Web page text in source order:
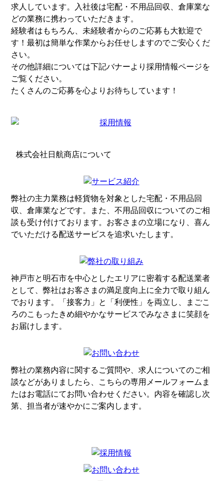
求人しています。入社後は宅配・不用品回収、倉庫業な
どの業務に携わっていただきます。
経験者はもちろん、未経験者からのご応募も大歓迎で
す！最初は簡単な作業からお任せしますのでご安心くだ
さい。
その他詳細については下記バナーより採用情報ページを
ご覧ください。
たくさんのご応募を心よりお待ちしています！
株式会社日航商店について
弊社の主力業務は軽貨物を対象とした宅配・不用品回
収、倉庫業などです。また、不用品回収についてのご相
談も受け付けております。お客さまの立場になり、喜ん
でいただける配送サービスを追求いたします。
神戸市と明石市を中心としたエリアに密着する配送業者
として、弊社はお客さまの満足度向上に全力で取り組ん
でおります。「接客力」と「利便性」を両立し、まごこ
ろのこもったきめ細やかなサービスでみなさまに笑顔を
お届けします。
弊社の業務内容に関するご質問や、求人についてのご相
談などがありましたら、こちらの専用メールフォームま
たはお電話にてお問い合わせください。内容を確認し次
第、担当者が速やかにご案内します。